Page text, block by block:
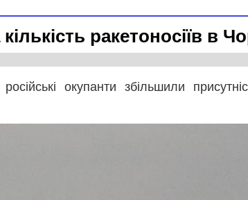
ракетоносіїв в
окупанти збільшили